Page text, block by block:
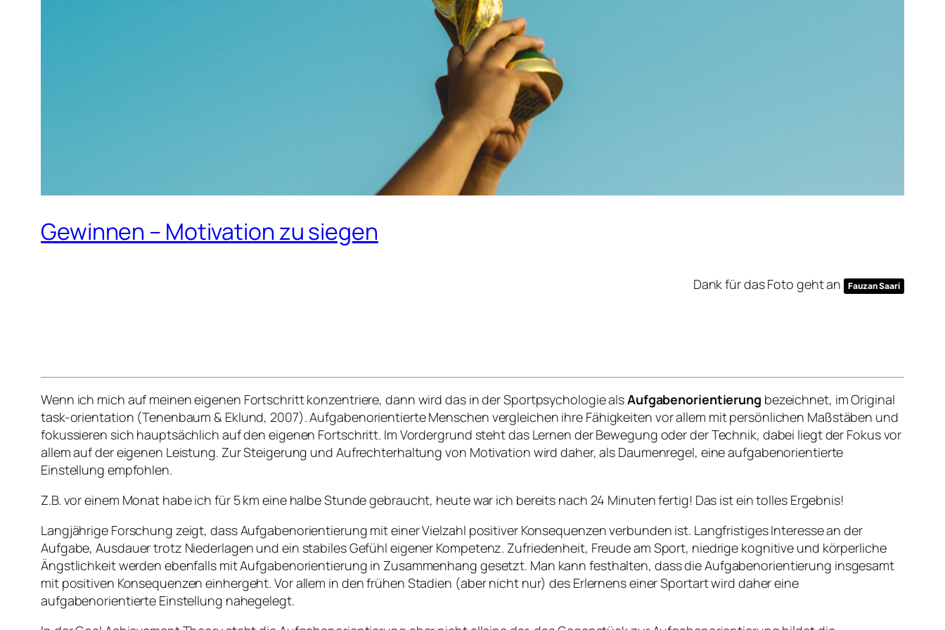
Gewinnen – Motivation zu siegen
Dank für das Foto geht an Fauzan Saari
Wenn ich mich auf meinen eigenen Fortschritt konzentriere, dann wird das in der Sportpsychologie alsAufgabenorientierung bezeichnet, im Original
task-orientation (Tenenbaum & Eklund, 2007). Aufgabenorientierte Menschen vergleichen ihre Fähigkeiten vor allem mit persönlichen Maßstäben und
fokussieren sich hauptsächlich auf den eigenen Fortschritt. Im Vordergrund steht das Lernen der Bewegung oder der Technik, dabei liegt der Fokus vor
allem auf der eigenen Leistung. Zur Steigerung und Aufrechterhaltung von Motivation wird daher, als Daumenregel, eine aufgabenorientierte
Einstellung empfohlen.
Z.B. vor einem Monat habe ich für 5 km eine halbe Stunde gebraucht, heute war ich bereits nach 24 Minuten fertig! Das ist ein tolles Ergebnis!
Langjährige Forschung zeigt, dass Aufgabenorientierung mit einer Vielzahl positiver Konsequenzen verbunden ist. Langfristiges Interesse an der
Aufgabe, Ausdauer trotz Niederlagen und ein stabiles Gefühl eigener Kompetenz. Zufriedenheit, Freude am Sport, niedrige kognitive und körperliche
Ängstlichkeit werden ebenfalls mit Aufgabenorientierung in Zusammenhang gesetzt. Man kann festhalten, dass die Aufgabenorientierung insgesamt
mit positiven Konsequenzen einhergeht. Vor allem in den frühen Stadien (aber nicht nur) des Erlernens einer Sportart wird daher eine
aufgabenorientierte Einstellung nahegelegt.